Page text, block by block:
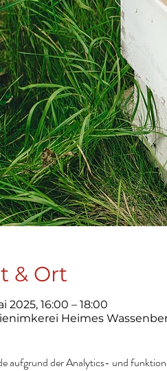
& Ort
2025, 16:00 – 18:00
Heimes
aufgrund der Analytics- und